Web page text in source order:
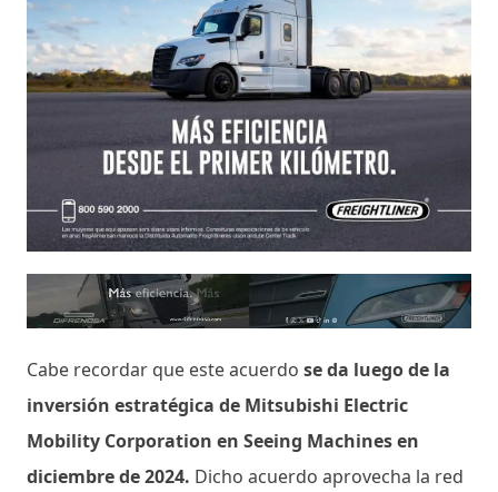
Cabe recordar que este acuerdo se da luego de la
inversión estratégica de Mitsubishi Electric
Mobility Corporation en Seeing Machines en
diciembre de 2024. Dicho acuerdo aprovecha la red